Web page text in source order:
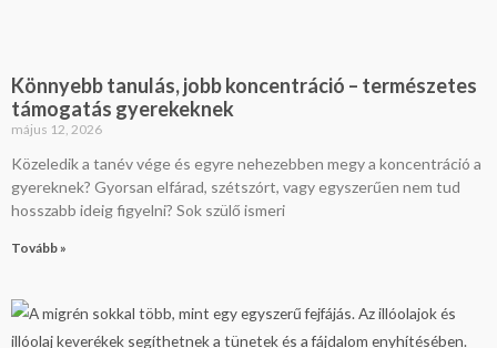
Könnyebb tanulás, jobb koncentráció – természetes
támogatás gyerekeknek
május 12, 2026
Közeledik a tanév vége és egyre nehezebben megy a koncentráció a
gyereknek? Gyorsan elfárad, szétszórt, vagy egyszerűen nem tud
hosszabb ideig figyelni? Sok szülő ismeri
Tovább »